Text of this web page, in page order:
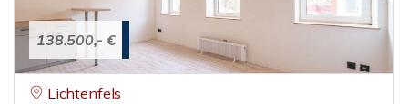
138.500,- €
Lichtenfels